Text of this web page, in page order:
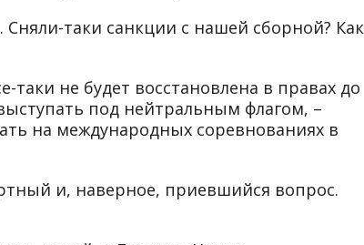
таки санкции с нашей сборной? Как
не будет восстановлена в правах до
под нейтральным флагом, –
на международных соревнованиях в
и, наверное, приевшийся вопрос.